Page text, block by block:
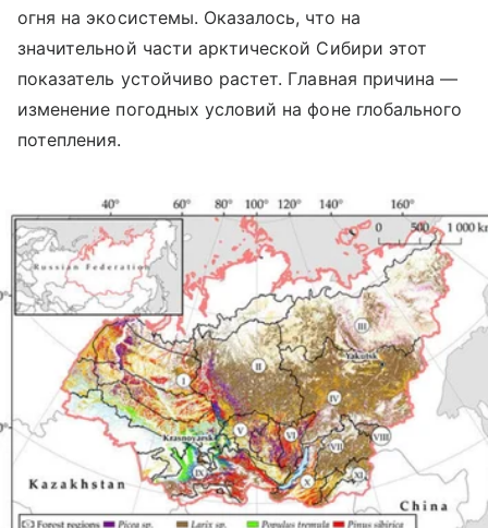
огня на экосистемы. Оказалось, что на
значительной части арктической Сибири этот
показатель устойчиво растет. Главная причина —
изменение погодных условий на фоне глобального
потепления.